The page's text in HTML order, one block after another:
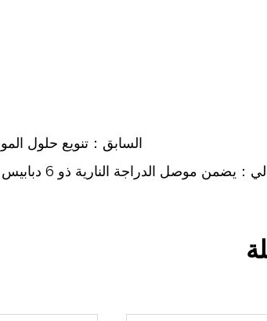
السابق：تنويع حلول
：يضمن موصل الدراجة النارية ذو 6 دبابيس أداءً موثوقًا للدراجة